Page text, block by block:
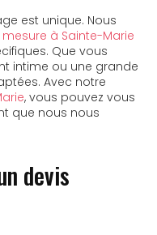
est unique. Nous
à Sainte-Marie
Que vous
intime ou une grande
Avec notre
, vous pouvez vous
que nous nous
devis